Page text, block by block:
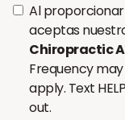
Al
aceptas
Chiropractic
Frequency
apply. Text
out.